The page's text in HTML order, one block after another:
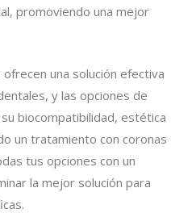
promoviendo una mejor
una solución efectiva
y las opciones de
biocompatibilidad, estética
un tratamiento con coronas
tus opciones con un
la mejor solución para